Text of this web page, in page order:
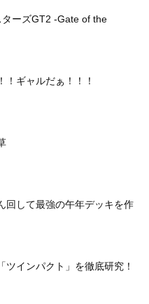
ーズGT2 -Gate of the
！ギャルだぁ！！！
回して最強の午年デッキを作
ツインパクト」を徹底研究！